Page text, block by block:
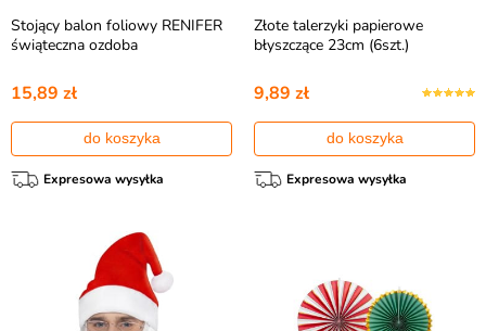
Stojący balon foliowy RENIFER
świąteczna ozdoba
15,89 zł
do koszyka
Expresowa wysyłka
Złote talerzyki papierowe
błyszczące 23cm (6szt.)
9,89 zł
do koszyka
Expresowa wysyłka